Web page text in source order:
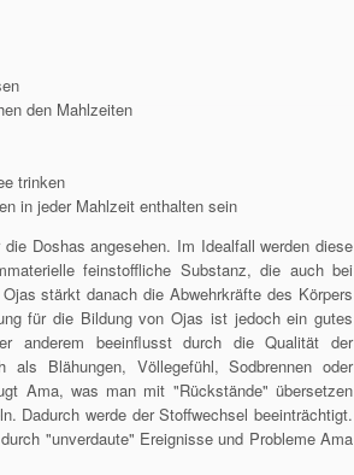
den Mahlzeiten
trinken
in jeder Mahlzeit enthalten sein
Doshas angesehen. Im Idealfall werden diese
feinstoffliche Substanz, die auch bei
stärkt danach die Abwehrkräfte des Körpers
für die Bildung von Ojas ist jedoch ein gutes
anderem beeinflusst durch die Qualität der
als Blähungen, Völlegefühl, Sodbrennen oder
Ama, was man mit "Rückstände" übersetzen
Dadurch werde der Stoffwechsel beeinträchtigt.
"unverdaute" Ereignisse und Probleme Ama